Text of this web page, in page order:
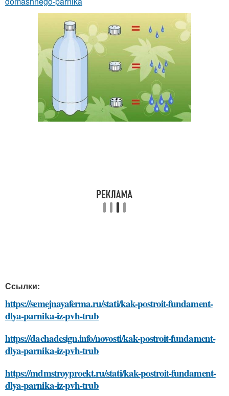
Ссылки:
https://semejnayaferma.ru/stati/kak-postroit-fundament-
dlya-parnika-iz-pvh-trub
https://dachadesign.info/novosti/kak-postroit-fundament-
dlya-parnika-iz-pvh-trub
https://mdmstroyproekt.ru/stati/kak-postroit-fundament-
dlya-parnika-iz-pvh-trub